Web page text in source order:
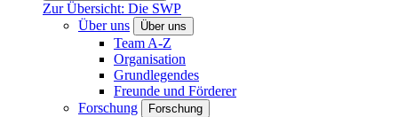
Zur Übersicht: Die SWP
Über uns
Über uns
Team A-Z
Organisation
Grundlegendes
Freunde und Förderer
Forschung
Forschung